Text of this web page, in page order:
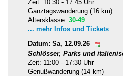
Zeit: 10:30 - 17:45 Uhr
Ganztagswanderung (16 km)
Altersklasse: 30-49
... mehr Infos und Tickets
Datum: Sa, 12.09.26
Schlösser, Parks und
Zeit: 11:00 - 17:30 Uhr
Genußwanderung (14 km)